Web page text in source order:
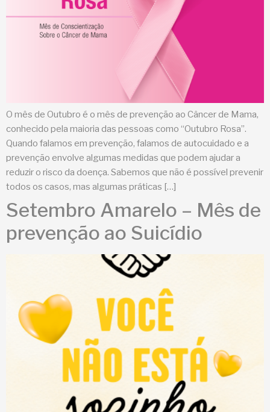
O mês de Outubro é o mês de prevenção ao Câncer de Mama,
conhecido pela maioria das pessoas como “Outubro Rosa”.
Quando falamos em prevenção, falamos de autocuidado e a
prevenção envolve algumas medidas que podem ajudar a
reduzir o risco da doença. Sabemos que não é possível prevenir
todos os casos, mas algumas práticas […]
Setembro Amarelo – Mês de
prevenção ao Suicídio